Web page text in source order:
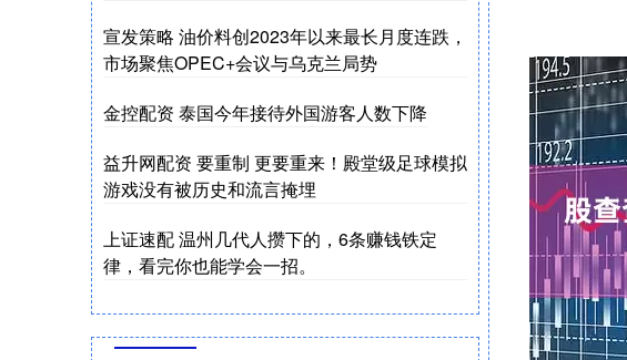
宣发策略 油价料创2023年以来最长月度连跌，
市场聚焦OPEC+会议与乌克兰局势
金控配资 泰国今年接待外国游客人数下降
益升网配资 要重制 更要重来！殿堂级足球模拟
游戏没有被历史和流言掩埋
上证速配 温州几代人攒下的，6条赚钱铁定
律，看完你也能学会一招。